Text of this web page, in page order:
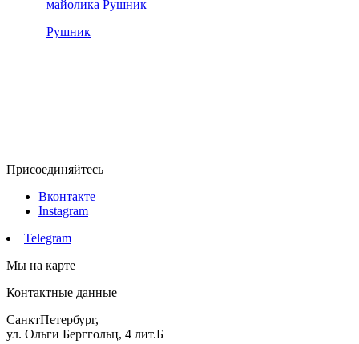
Рушник
Присоединяйтесь
Вконтакте
Instagram
Telegram
Мы на карте
Контактные данные
СанктПетербург,
ул. Ольги Берггольц, 4 лит.Б